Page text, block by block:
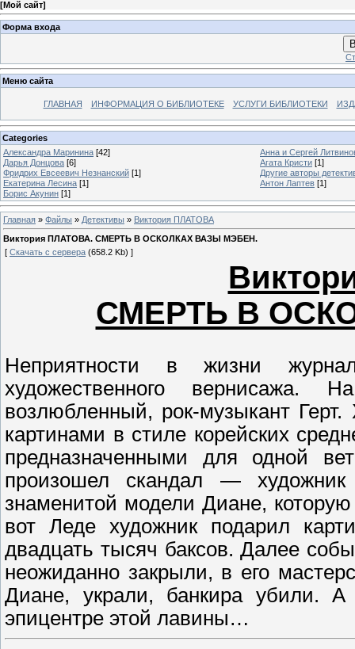
[Мой сайт]
Форма входа
Меню сайта
ГЛАВНАЯ ИНФОРМАЦИЯ О БИБЛИОТЕКЕ УСЛУГИ БИБЛИОТЕКИ
Categories
Александра Маринина [42]
Анна и Сергей
Дарья Донцова [6] Агата Кристи [1]
Фридрих Евсеевич Незнанский [1]
Другие авторы
Екатерина Лесина [1] Антон Лаптев [1]
Борис Акунин [1]
Главная » Файлы » Детективы » Виктория ПЛАТОВА
Виктория ПЛАТОВА. СМЕРТЬ В ОСКОЛКАХ ВАЗЫ МЭБЕН.
[ Скачать с сервера (658.2 Kb) ]
СМЕРТЬ В
Неприятности в жизни
художественного
возлюбленный, рок-музыкант
картинами в стиле корейских
предназначенными для одной
произошел скандал —
знаменитой модели Диане,
вот Леде художник подарил
двадцать тысяч баксов. Далее
неожиданно закрыли, в его
Диане, украли, банкира убили.
эпицентре этой лавины…